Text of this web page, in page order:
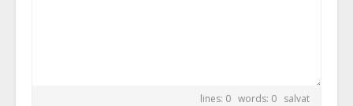
lines: 0 words: 0 salvat